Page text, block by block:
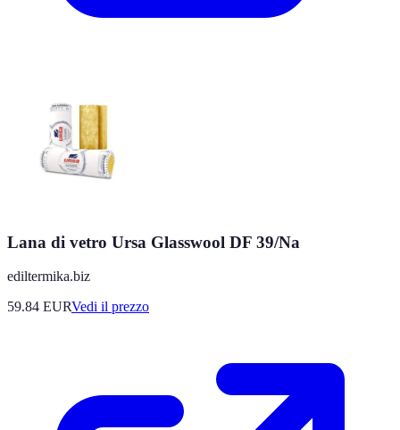
Lana di vetro Ursa Glasswool DF 39/Na
ediltermika.biz
59.84 EURVedi il prezzo